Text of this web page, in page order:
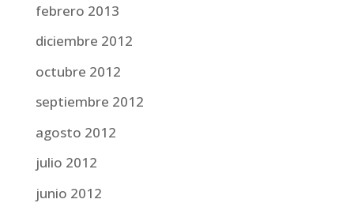
febrero 2013
diciembre 2012
octubre 2012
septiembre 2012
agosto 2012
julio 2012
junio 2012